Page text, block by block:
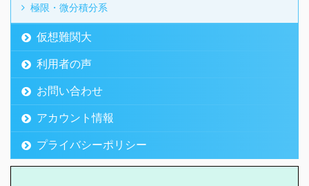
極限・微分積分系
仮想難関大
利用者の声
お問い合わせ
アカウント情報
プライバシーポリシー